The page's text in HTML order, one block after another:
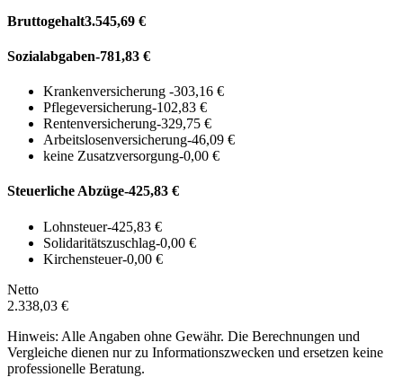
Bruttogehalt3.545,69 €
Sozialabgaben-781,83 €
Krankenversicherung -303,16 €
Pflegeversicherung-102,83 €
Rentenversicherung-329,75 €
Arbeitslosenversicherung-46,09 €
keine Zusatzversorgung-0,00 €
Steuerliche Abzüge-425,83 €
Lohnsteuer-425,83 €
Solidaritätszuschlag-0,00 €
Kirchensteuer-0,00 €
Netto
2.338,03 €
Hinweis: Alle Angaben ohne Gewähr. Die Berechnungen und
Vergleiche dienen nur zu Informationszwecken und ersetzen keine
professionelle Beratung.